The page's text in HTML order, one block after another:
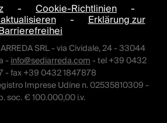
- Cookie-Richtlinien -
- Erklärung zur
SRL - via Cividale, 24 - 33044
-info@sediarreda.com- tel +39 0432
- fax +39 0432 1847878
Imprese Udine n. 02535810309 -
soc. € 100.000,00 i.v.